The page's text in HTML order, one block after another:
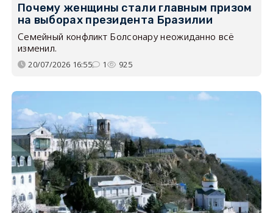
Почему женщины стали главным призом
на выборах президента Бразилии
Семейный конфликт Болсонару неожиданно всё
изменил.
20/07/2026 16:55 1 925